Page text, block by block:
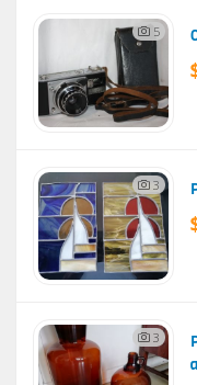
5
3
3